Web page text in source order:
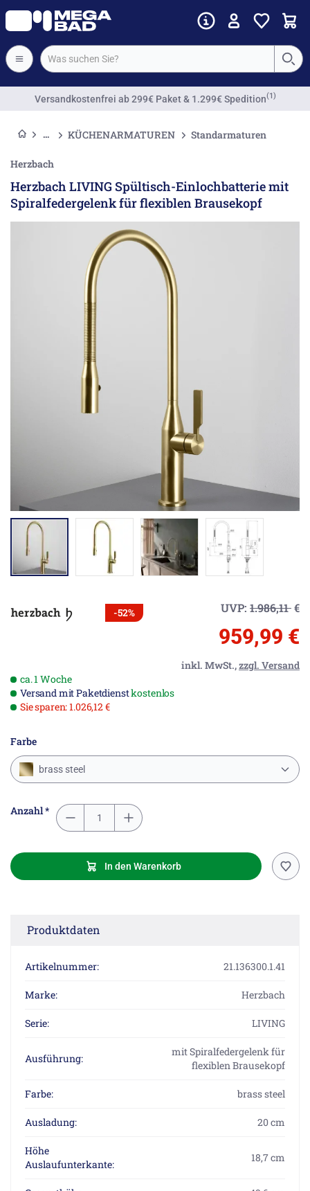
Versandkostenfrei ab 299€ Paket & 1.299€ Spedition(1)
KÜCHENARMATUREN Standarmaturen
Herzbach
Herzbach LIVING Spültisch-Einlochbatterie mit
Spiralfedergelenk für flexiblen Brausekopf
-52% UVP: 1.986,11€
959,99 €
inkl. MwSt.,zzgl. Versand
ca. 1 Woche
Versand mit Paketdienstkostenlos
Sie sparen: 1.026,12 €
Farbe
brass steel
Anzahl *
In den Warenkorb
Produktdaten
Artikelnummer: 21.136300.1.41
Marke: Herzbach
Serie: LIVING
Ausführung:
mit Spiralfedergelenk für
flexiblen Brausekopf
Farbe: brass steel
Ausladung: 20 cm
Höhe
Auslaufunterkante:
18,7 cm